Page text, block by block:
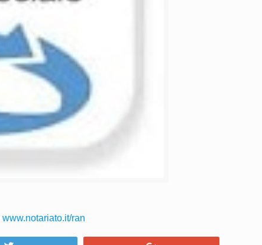
www.notariato.it/ran